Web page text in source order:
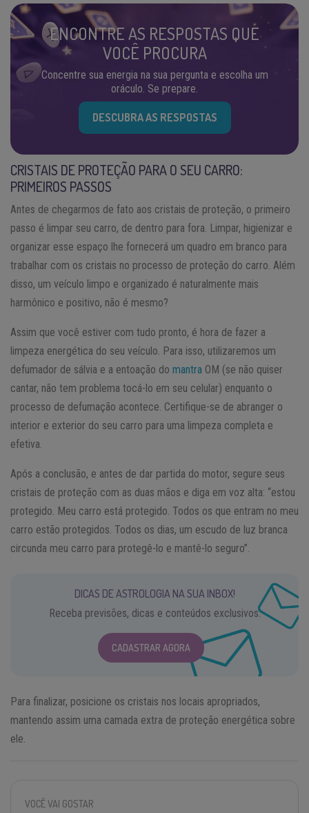
ENCONTRE AS RESPOSTAS QUE
VOCÊ PROCURA
Concentre sua energia na sua pergunta e escolha um
oráculo. Se prepare.
DESCUBRA AS RESPOSTAS
CRISTAIS DE PROTEÇÃO PARA O SEU CARRO:
PRIMEIROS PASSOS
Antes de chegarmos de fato aos cristais de proteção, o primeiro
passo é limpar seu carro, de dentro para fora. Limpar, higienizar e
organizar esse espaço lhe fornecerá um quadro em branco para
trabalhar com os cristais no processo de proteção do carro. Além
disso, um veículo limpo e organizado é naturalmente mais
harmônico e positivo, não é mesmo?
Assim que você estiver com tudo pronto, é hora de fazer a
limpeza energética do seu veículo. Para isso, utilizaremos um
defumador de sálvia e a entoação do mantra OM (se não quiser
cantar, não tem problema tocá-lo em seu celular) enquanto o
processo de defumação acontece. Certifique-se de abranger o
interior e exterior do seu carro para uma limpeza completa e
efetiva.
Após a conclusão, e antes de dar partida do motor, segure seus
cristais de proteção com as duas mãos e diga em voz alta: “estou
protegido. Meu carro está protegido. Todos os que entram no meu
carro estão protegidos. Todos os dias, um escudo de luz branca
circunda meu carro para protegê-lo e mantê-lo seguro”.
DICAS DE ASTROLOGIA NA SUA INBOX!
Receba previsões, dicas e conteúdos exclusivos.
CADASTRAR AGORA
Para finalizar, posicione os cristais nos locais apropriados,
mantendo assim uma camada extra de proteção energética sobre
ele.
VOCÊ VAI GOSTAR